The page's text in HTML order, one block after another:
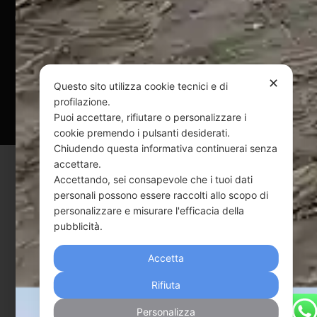
@ Copyright 2024 Webpesca è un brand Intent di Federico
Andrenacci P.Iva 01917920678
Via G. Galilei n. 2 – 64018 Tortoreto TE | REA TE-168019 |
Mail:info@webpesca.it| Pec:federicoandrenacci@pec.it
Questo sito è protetto da Google reCAPTCHA
Privacy Policy eTerms of Servicedi Google.
✕
Questo sito utilizza cookie tecnici e di
profilazione.
Puoi accettare, rifiutare o personalizzare i
cookie premendo i pulsanti desiderati.
Chiudendo questa informativa continuerai senza
accettare.
Accettando, sei consapevole che i tuoi dati
personali possono essere raccolti allo scopo di
personalizzare e misurare l'efficacia della
pubblicità.
Accetta
Rifiuta
Personalizza